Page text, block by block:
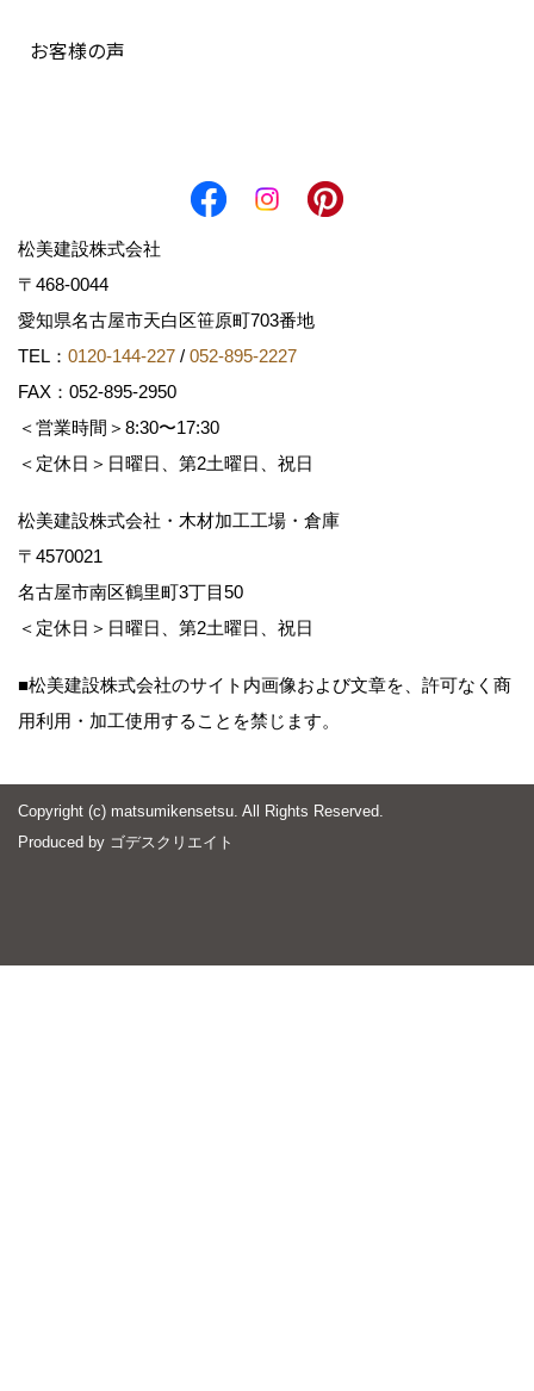
お客様の声
松美建設株式会社
〒468-0044
愛知県名古屋市天白区笹原町703番地
TEL： 0120-144-227 / 052-895-2227
FAX：052-895-2950
＜営業時間＞8:30〜17:30
＜定休日＞日曜日、第2土曜日、祝日
松美建設株式会社・木材加工工場・倉庫
〒4570021
名古屋市南区鶴里町3丁目50
＜定休日＞日曜日、第2土曜日、祝日
■松美建設株式会社のサイト内画像および文章を、許可なく商
用利用・加工使用することを禁じます。
Copyright (c) matsumikensetsu. All Rights Reserved.
Produced by ゴデスクリエイト